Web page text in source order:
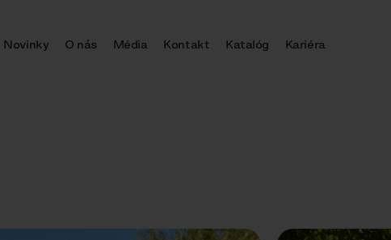
Novinky O nás Média Kontakt Katalóg Kariéra